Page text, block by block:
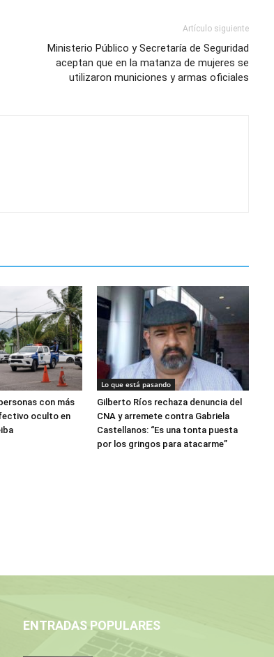
Artículo siguiente
Ministerio Público y Secretaría de Seguridad
aceptan que en la matanza de mujeres se
utilizaron municiones y armas oficiales
con más
oculto en
Lo que está pasando
Gilberto Ríos rechaza denuncia del
CNA y arremete contra Gabriela
Castellanos: “Es una tonta puesta
por los gringos para atacarme”
ENTRADAS POPULARES